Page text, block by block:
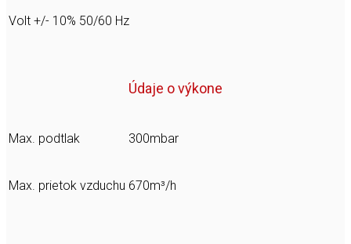
Volt +/- 10% 50/60 Hz
Údaje o výkone
Max. podtlak 300mbar
Max. prietok vzduchu 670m³/h